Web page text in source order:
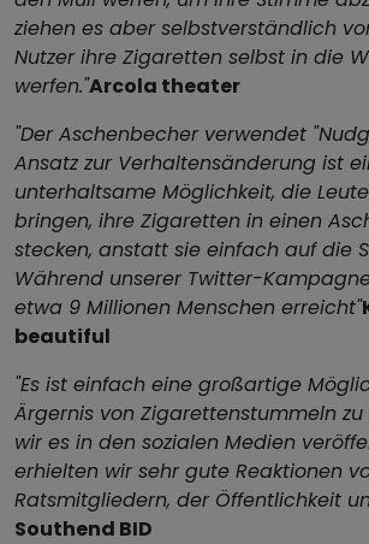
ziehen es aber selbstverständlich
Nutzer ihre Zigaretten selbst in die
werfen."Arcola theater
"Der Aschenbecher verwendet
Ansatz zur Verhaltensänderung ist
unterhaltsame Möglichkeit, die
bringen, ihre Zigaretten in einen
stecken, anstatt sie einfach auf die
Während unserer Twitter-
etwa 9 Millionen Menschen erreicht"
beautiful
"Es ist einfach eine großartige
Ärgernis von Zigarettenstummeln
wir es in den sozialen Medien
erhielten wir sehr gute Reaktionen
Ratsmitgliedern, der Öffentlichkeit
Southend BID